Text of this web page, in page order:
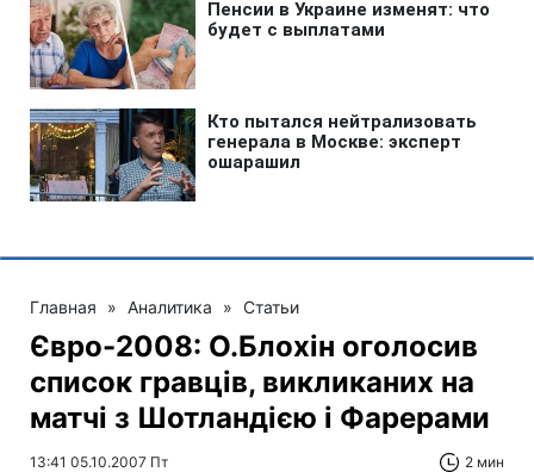
Главная » Аналитика » Статьи
Євро-2008: О.Блохін оголосив
список гравців, викликаних на
матчі з Шотландією і Фарерами
13:41 05.10.2007 Пт 2 мин